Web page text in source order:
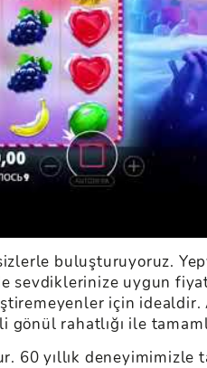
buluşturuyoruz.
sevdiklerinize uygun
için
gönül rahatlığı ile
60 yıllık deneyimimizle